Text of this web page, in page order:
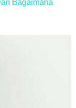
Bagaimana